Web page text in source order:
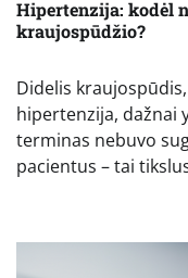
Hipertenzija: kodėl
kraujospūdžio?
Didelis
hipertenzija, dažnai
terminas nebuvo
pacientus – tai